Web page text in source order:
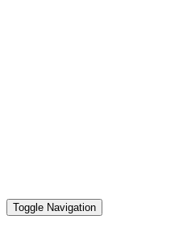
Toggle Navigation